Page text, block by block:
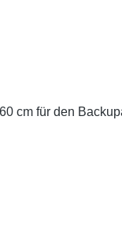
cm für den